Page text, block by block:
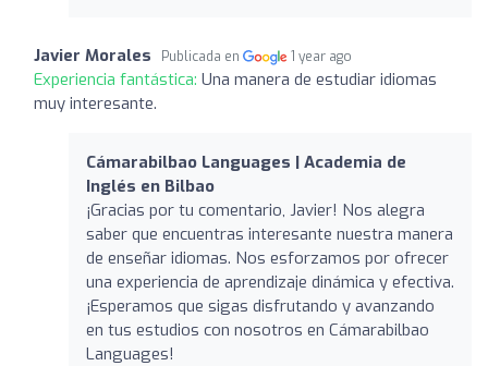
Javier Morales Publicada en 1 year ago
Experiencia fantástica: Una manera de estudiar idiomas
muy interesante.
Cámarabilbao Languages | Academia de
Inglés en Bilbao
¡Gracias por tu comentario, Javier! Nos alegra
saber que encuentras interesante nuestra manera
de enseñar idiomas. Nos esforzamos por ofrecer
una experiencia de aprendizaje dinámica y efectiva.
¡Esperamos que sigas disfrutando y avanzando
en tus estudios con nosotros en Cámarabilbao
Languages!